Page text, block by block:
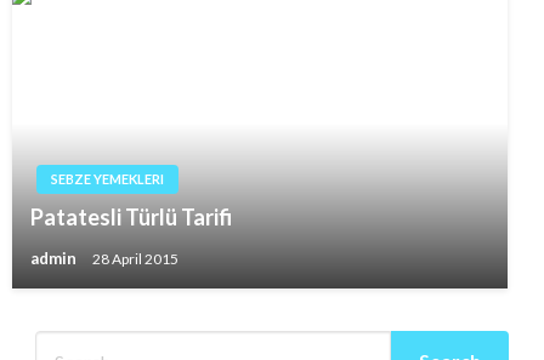
SEBZE YEMEKLERI
Patatesli Türlü Tarifi
admin 28 April 2015